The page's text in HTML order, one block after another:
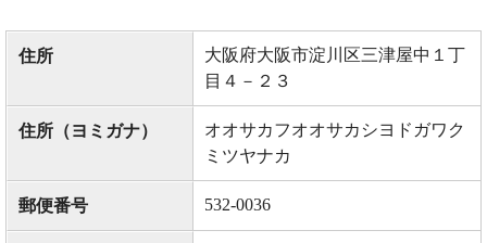
住所
大阪府大阪市淀川区三津屋中１丁
目４－２３
住所（ヨミガナ）
オオサカフオオサカシヨドガワク
ミツヤナカ
郵便番号 532-0036